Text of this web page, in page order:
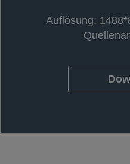
Auflösung:
wird in